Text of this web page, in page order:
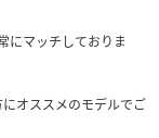
にマッチしておりま
オススメのモデルでご